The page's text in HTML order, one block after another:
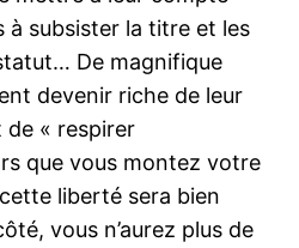
à subsister la titre et les
De magnifique
devenir riche de leur
de « respirer
que vous montez votre
liberté sera bien
vous n’aurez plus de